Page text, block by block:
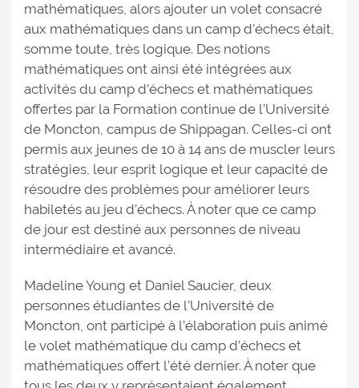
mathématiques, alors ajouter un volet consacré
aux mathématiques dans un camp d’échecs était,
somme toute, très logique. Des notions
mathématiques ont ainsi été intégrées aux
activités du camp d’échecs et mathématiques
offertes par la Formation continue de l’Université
de Moncton, campus de Shippagan. Celles-ci ont
permis aux jeunes de 10 à 14 ans de muscler leurs
stratégies, leur esprit logique et leur capacité de
résoudre des problèmes pour améliorer leurs
habiletés au jeu d’échecs. À noter que ce camp
de jour est destiné aux personnes de niveau
intermédiaire et avancé.
Madeline Young et Daniel Saucier, deux
personnes étudiantes de l’Université de
Moncton, ont participé à l’élaboration puis animé
le volet mathématique du camp d’échecs et
mathématiques offert l’été dernier. À noter que